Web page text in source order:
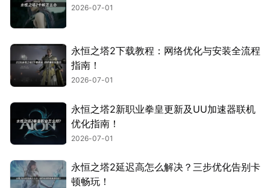
2026-07-01
永恒之塔2下载教程：网络优化与安装全流程
指南！
2026-07-01
永恒之塔2新职业拳皇更新及UU加速器联机
优化指南！
2026-07-01
永恒之塔2延迟高怎么解决？三步优化告别卡
顿畅玩！